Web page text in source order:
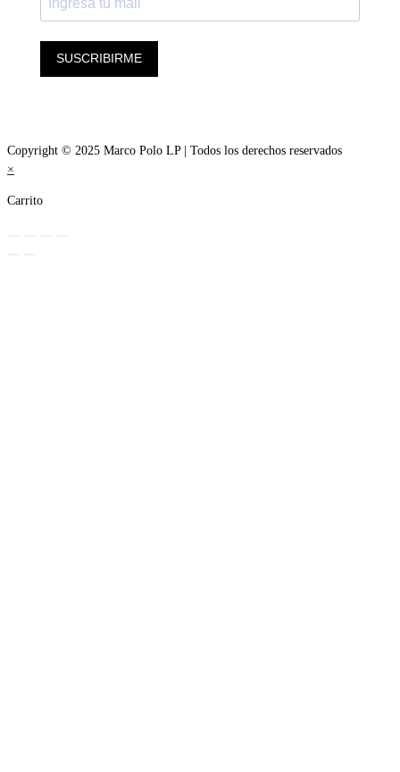
SUSCRIBIRME
Copyright © 2025 Marco Polo LP | Todos los derechos reservados
×
Carrito